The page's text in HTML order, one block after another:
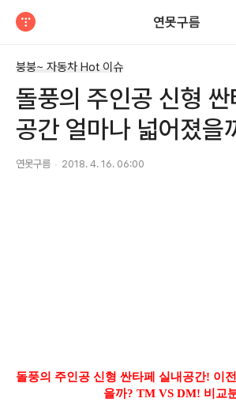
연못구름
붕붕~ 자동차 Hot 이슈
돌풍의 주인공 신형 싼
공간 얼마나 넓어졌을
연못구름 2018. 4. 16. 06:00
돌풍의 주인공 신형 싼타페 실내공간! 이
을까? TM VS DM! 비교